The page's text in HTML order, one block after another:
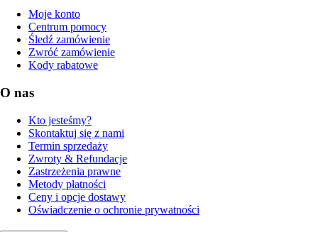
Moje konto
Centrum pomocy
Śledź zamówienie
Zwróć zamówienie
Kody rabatowe
O nas
Kto jesteśmy?
Skontaktuj się z nami
Termin sprzedaży
Zwroty & Refundacje
Zastrzeżenia prawne
Metody płatności
Ceny i opcje dostawy
Oświadczenie o ochronie prywatności